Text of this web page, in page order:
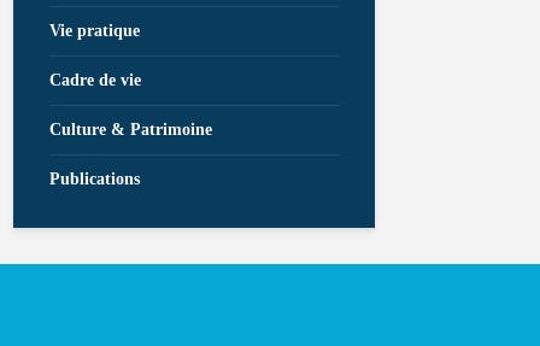
Vie pratique
Cadre de vie
Culture & Patrimoine
Publications